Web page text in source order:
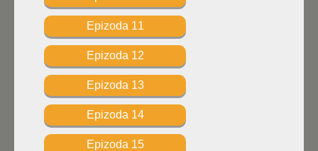
Epizoda 11
Epizoda 12
Epizoda 13
Epizoda 14
Epizoda 15